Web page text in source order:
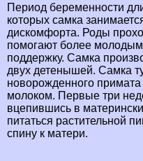
Период беременности
которых самка
дискомфорта. Роды
помогают более
поддержку. Самка
двух детенышей. Самка
новорожденного
молоком. Первые три
вцепившись в
питаться растительной
спину к матери.